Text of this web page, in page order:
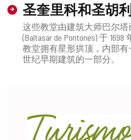
圣奎里科和圣胡
这些教堂由建筑大师巴尔塔
(Baltasar de Pontones) 于 1698
教堂拥有星形拱顶，内部有
世纪早期建筑的一部分。